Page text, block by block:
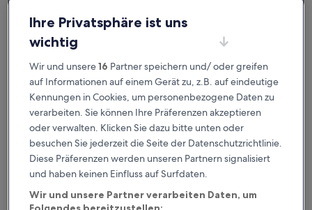
Ascot Grange Hotel & Apartments
Ascot Grange Hotel & Apartments
Sterne-
1,4 km von Bahnhof Headingley entfernt
Ihre Privatsphäre ist uns
wichtig
Wir und unsere16 Partner speichern und/ oder greifen
auf Informationen auf einem Gerät zu, z.B. auf eindeutige
Kennungen in Cookies, um personenbezogene Daten zu
verarbeiten. Sie können Ihre Präferenzen akzeptieren
oder verwalten. Klicken Sie dazu bitte unten oder
besuchen Sie jederzeit die Seite der Datenschutzrichtlinie.
Diese Präferenzen werden unseren Partnern signalisiert
und haben keinen Einfluss auf Surfdaten.
Wir und unsere Partner verarbeiten Daten, um